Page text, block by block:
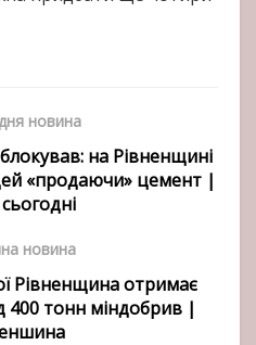
новина
на Рівненщині
«продаючи» цемент |
новина
Рівненщина отримає
тонн міндобрив |